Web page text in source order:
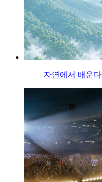
자연에서 배운다